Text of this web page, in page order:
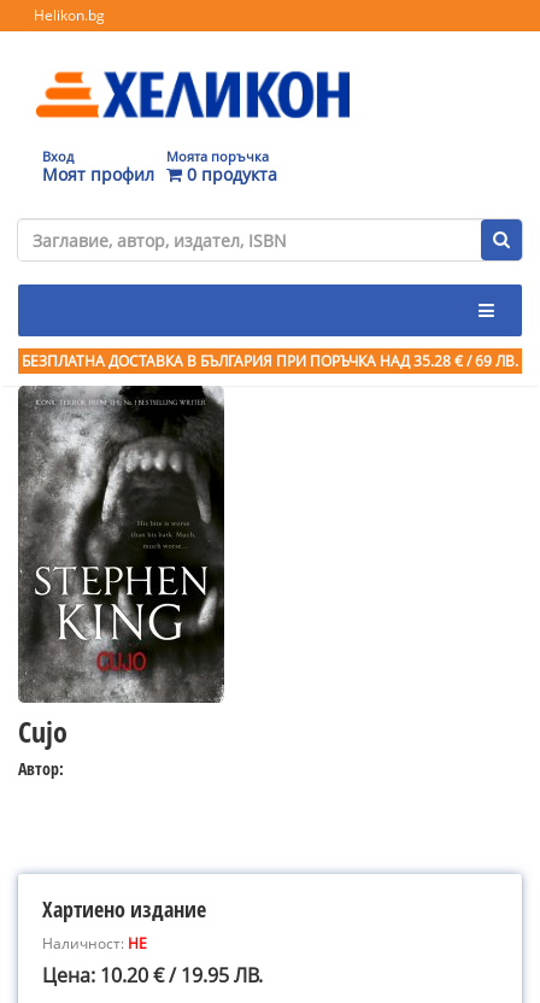
Helikon.bg
Вход
Моят профил
Моята поръчка
0 продукта
БЕЗПЛАТНА ДОСТАВКА В БЪЛГАРИЯ ПРИ ПОРЪЧКА НАД 35.28 € / 69 ЛВ.
Cujo
Автор:
Хартиено издание
Наличност: НЕ
Цена: 10.20 € / 19.95 ЛВ.